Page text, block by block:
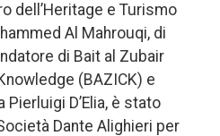
dell’Heritage e Turismo
Al Mahrouqi, di
di Bait al Zubair
(BAZICK) e
Pierluigi D’Elia, è stato
Dante Alighieri per